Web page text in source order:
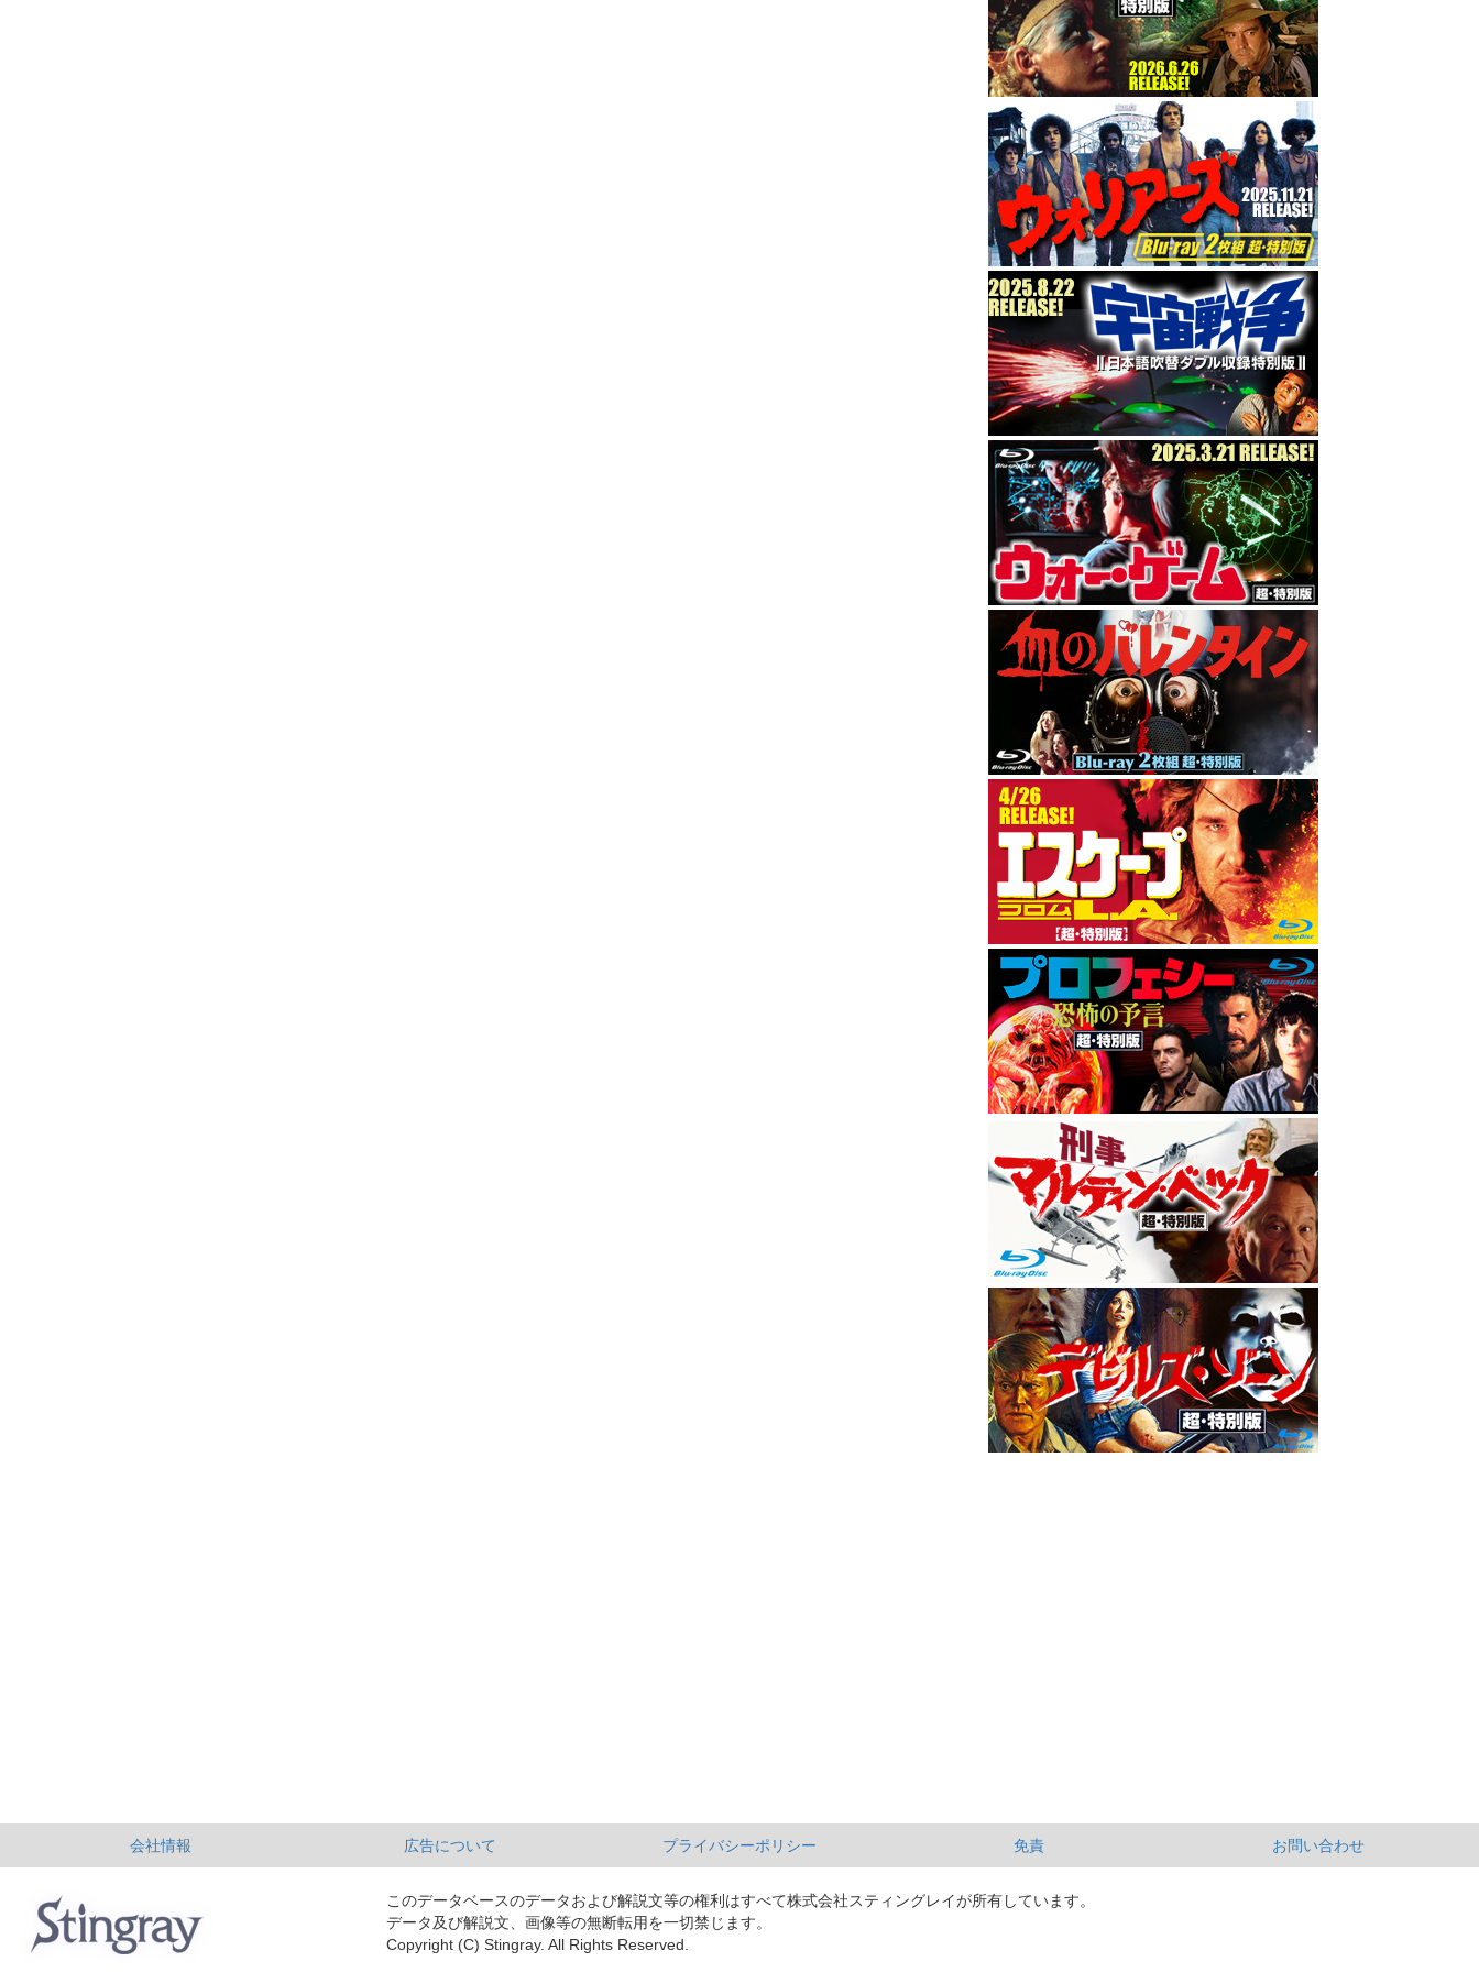
会社情報 広告について プライバシーポリシー 免責 お問い合わせ
このデータベースのデータおよび解説文等の権利はすべて株式会社スティングレイが所有しています。
データ及び解説文、画像等の無断転用を一切禁じます。
Copyright (C) Stingray. All Rights Reserved.